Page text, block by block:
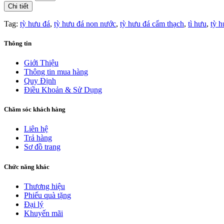
Chi tiết
Tag: tỳ hưu đá, tỳ hưu đá non nước, tỳ hưu đá cẩm thạch, tì hưu, tỳ
Thông tin
Giới Thiệu
Thông tin mua hàng
Quy Định
Điều Khoản & Sử Dụng
Chăm sóc khách hàng
Liên hệ
Trả hàng
Sơ đồ trang
Chức năng khác
Thương hiệu
Phiếu quà tặng
Đại lý
Khuyến mãi